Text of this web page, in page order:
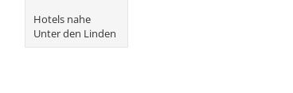
Hotels nahe
Unter den Linden